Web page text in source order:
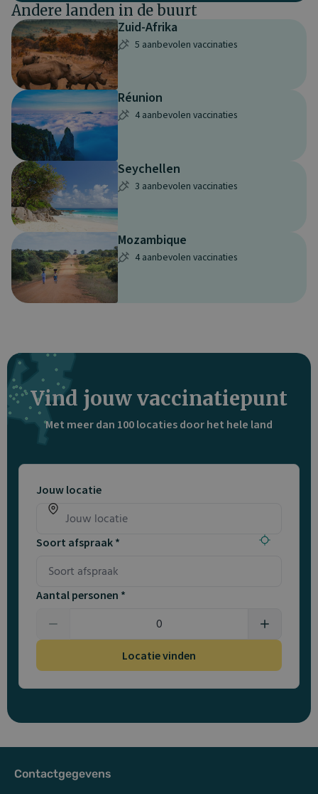
Andere landen in de buurt
Zuid-Afrika
5 aanbevolen vaccinaties
Réunion
4 aanbevolen vaccinaties
Seychellen
3 aanbevolen vaccinaties
Mozambique
4 aanbevolen vaccinaties
Vind jouw vaccinatiepunt
Met meer dan 100 locaties door het hele land
Jouw locatie
Soort afspraak *
Aantal personen *
Locatie vinden
Contactgegevens